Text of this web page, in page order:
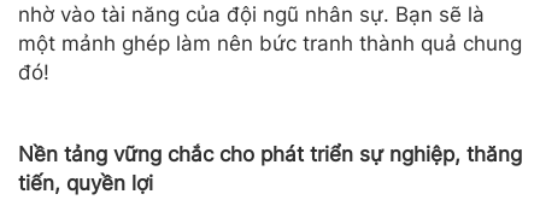
nhờ vào tài năng của đội ngũ nhân sự. Bạn sẽ là
một mảnh ghép làm nên bức tranh thành quả chung
đó!
Nền tảng vững chắc cho phát triển sự nghiệp, thăng
tiến, quyền lợi